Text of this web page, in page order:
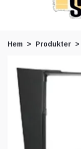
Hem Produkter